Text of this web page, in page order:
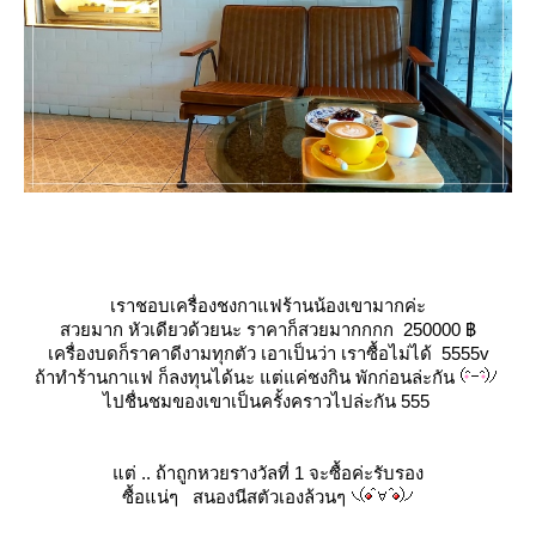
เราชอบเครื่องชงกาแฟร้านน้องเขามากค่ะ
สวยมาก หัวเดียวด้วยนะ ราคาก็สวยมากกกก 250000 ฿
เครื่องบดก็ราคาดีงามทุกตัว เอาเป็นว่า เราซื้อไม่ได้ 5555v
ถ้าทำร้านกาแฟ ก็ลงทุนได้นะ แต่แค่ชงกิน พักก่อนล่ะกัน
ไปชื่นชมของเขาเป็นครั้งคราวไปล่ะกัน 555
ต่ .. ถ้าถูกหวยรางวัลที่ 1 จะซื้อค่ะรับรอง
ซื้อแน่ๆ สนองนีสตัวเองล้วนๆ